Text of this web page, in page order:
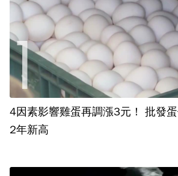
4因素影響雞蛋再調漲3元！ 批發
2年新高